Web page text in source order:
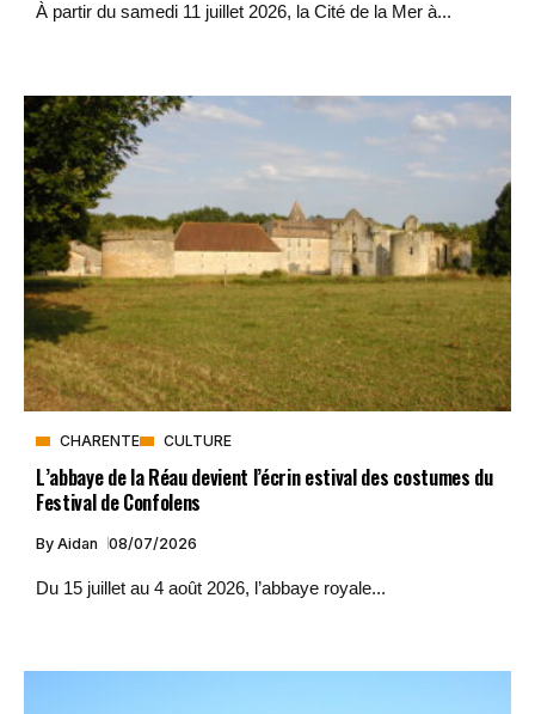
À partir du samedi 11 juillet 2026, la Cité de la Mer à...
CHARENTE CULTURE
L’abbaye de la Réau devient l’écrin estival des costumes du
Festival de Confolens
By Aidan 08/07/2026
Du 15 juillet au 4 août 2026, l’abbaye royale...